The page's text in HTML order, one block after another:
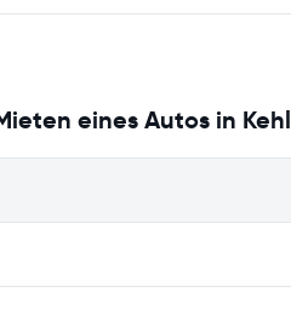
eines Autos in Kehl